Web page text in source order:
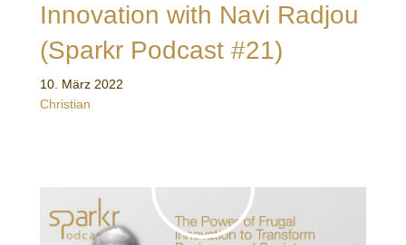
Innovation with Navi Radjou
(Sparkr Podcast #21)
10. März 2022
Christian